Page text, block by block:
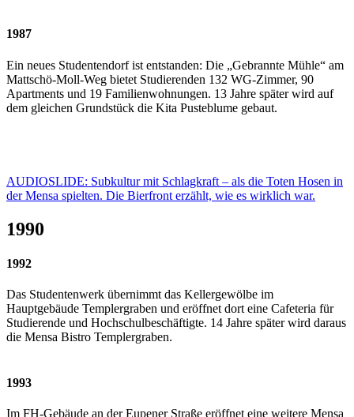
1987
Ein neues Studentendorf ist entstanden: Die „Gebrannte Mühle“ am
Mattschö-Moll-Weg bietet Studierenden 132 WG-Zimmer, 90
Apartments und 19 Familienwohnungen. 13 Jahre später wird auf
dem gleichen Grundstück die Kita Pusteblume gebaut.
AUDIOSLIDE: Subkultur mit Schlagkraft – als die Toten Hosen in
der Mensa spielten. Die Bierfront erzählt, wie es wirklich war.
1990
1992
Das Studentenwerk übernimmt das Kellergewölbe im
Hauptgebäude Templergraben und eröffnet dort eine Cafeteria für
Studierende und Hochschulbeschäftigte. 14 Jahre später wird daraus
die Mensa Bistro Templergraben.
1993
Im FH-Gebäude an der Eupener Straße eröffnet eine weitere Mensa